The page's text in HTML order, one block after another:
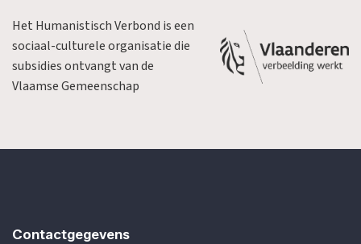
Het Humanistisch Verbond is een
sociaal-culturele organisatie die
subsidies ontvangt van de
Vlaamse Gemeenschap
Contactgegevens